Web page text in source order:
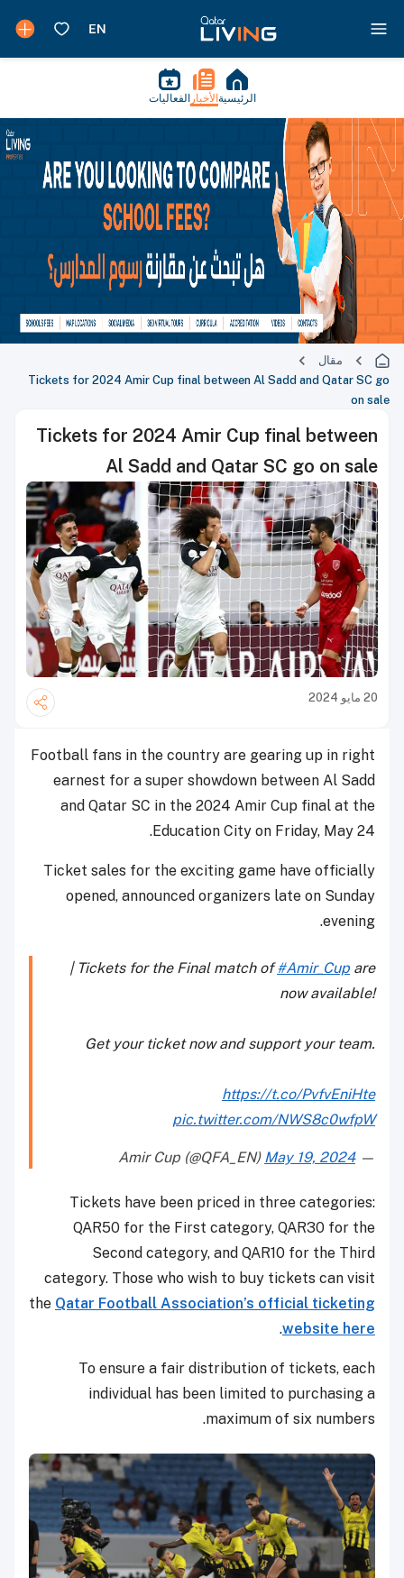
الرئيسية الأخبار الفعاليات
مقال
Tickets for 2024 Amir Cup final between Al Sadd and Qatar SC go
on sale
Tickets for 2024 Amir Cup final between
Al Sadd and Qatar SC go on sale
20 مايو 2024
Football fans in the country are gearing up in right
earnest for a super showdown between Al Sadd
and Qatar SC in the 2024 Amir Cup final at the
Education City on Friday, May 24.
Ticket sales for the exciting game have officially
opened, announced organizers late on Sunday
evening.
| Tickets for the Final match of#Amir_Cup are
now available!
Get your ticket now and support your team.
https://t.co/PvfvEniHte
pic.twitter.com/NWS8c0wfpW
— Amir Cup (@QFA_EN)
May 19, 2024
Tickets have been priced in three categories:
QAR50 for the First category, QAR30 for the
Second category, and QAR10 for the Third
category. Those who wish to buy tickets can visit
the Qatar Football Association’s official ticketing
website here
.
To ensure a fair distribution of tickets, each
individual has been limited to purchasing a
maximum of six numbers.